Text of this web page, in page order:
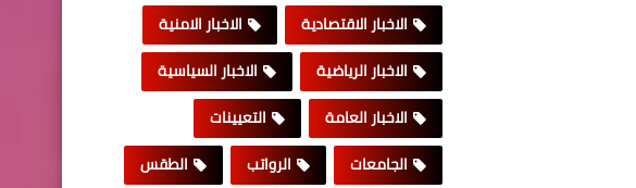
الاخبار الاقتصادية
الاخبار الامنية
الاخبار الرياضية
الاخبار السياسية
الاخبار العامة
التعيينات
الجامعات
الرواتب الطقس